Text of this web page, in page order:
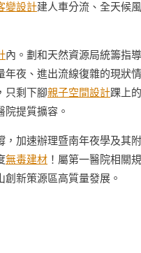
變設計建人車分流、全天候
內。劃和天然資源局統籌指
夜、進出流線復雜的現狀
只剩下腳親子空間設計踝上
提質擴容。
，加速辦理暨南年夜學及其
無毒建材 ！屬第一醫院相關
創新策源區高質量發展。